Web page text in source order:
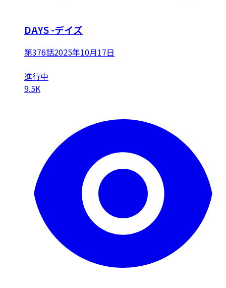
DAYS -デイズ
第376話2025年10月17日
進行中
9.5K